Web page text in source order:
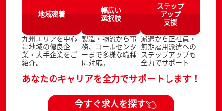
地域密着
九州エリアを中心
に地域の優良企
業・大手企業をご
紹介。
幅広い
選択肢
製造・物流から事
務、コールセンタ
ーまで多様な職種
に対応。
ステップ
アップ
支援
派遣から正社員・
無期雇用派遣への
ステップアップも
全力でサポート
あなたのキャリアを全力でサポートします！
今すぐ求人を探す